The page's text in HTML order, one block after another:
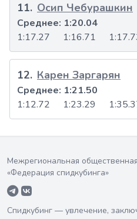
11. Осип Чебурашкин
1:17.27 1:16.71
Среднее: 1:20.04
12. Карен Заргарян
1:12.72 1:23.29
Среднее: 1:21.50
Межрегиональная
«Федерация спидкубинга»
Спидкубинг — увлечение,